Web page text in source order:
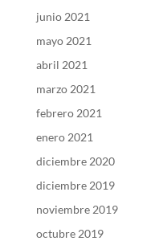
junio 2021
mayo 2021
abril 2021
marzo 2021
febrero 2021
enero 2021
diciembre 2020
diciembre 2019
noviembre 2019
octubre 2019